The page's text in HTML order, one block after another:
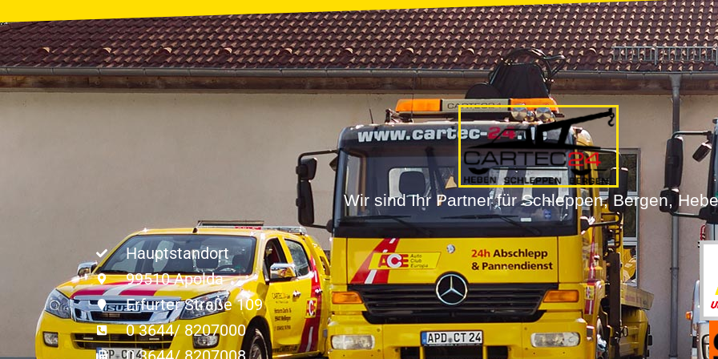
Wir sind Ihr Partner für Schleppen, Bergen,
Hauptstandort
99510 Apolda
Erfurter Straße 109
0 3644/ 8207000